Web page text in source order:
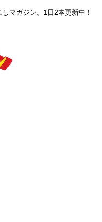
マガジン。1日2本更新中！